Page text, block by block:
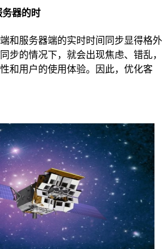
务器的时
和服务器端的实时时间同步显得格外
步的情况下，就会出现焦虑、错乱，
和用户的使用体验。因此，优化客